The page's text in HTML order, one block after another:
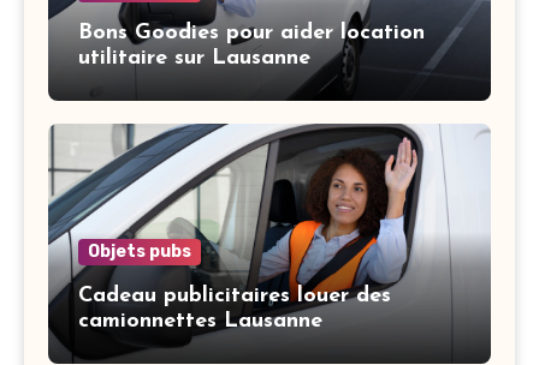
Bons Goodies pour aider location
utilitaire sur Lausanne
Objets pubs
Cadeau publicitaires louer des
camionnettes Lausanne